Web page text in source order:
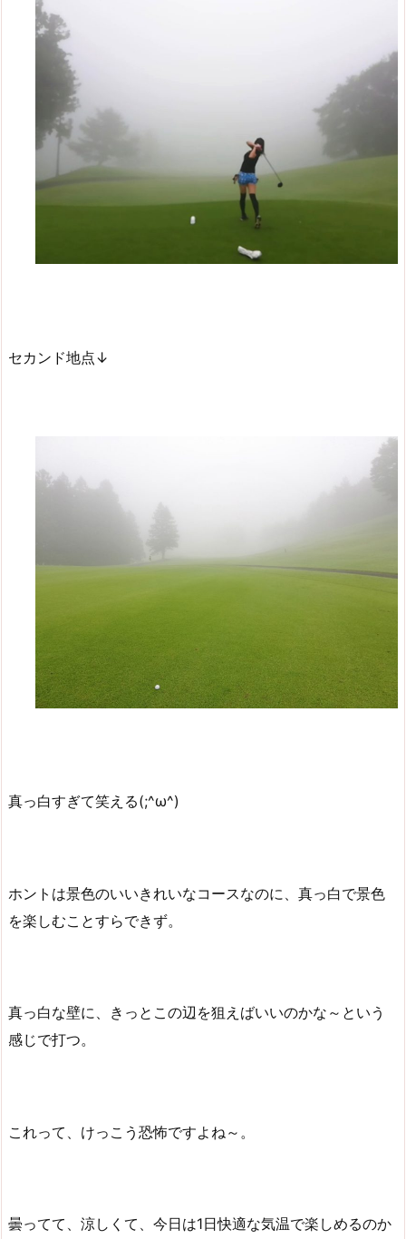
セカンド地点↓
真っ白すぎて笑える(;^ω^)
ホントは景色のいいきれいなコースなのに、真っ白で景色
を楽しむことすらできず。
真っ白な壁に、きっとこの辺を狙えばいいのかな～という
感じで打つ。
これって、けっこう恐怖ですよね～。
曇ってて、涼しくて、今日は1日快適な気温で楽しめるのか